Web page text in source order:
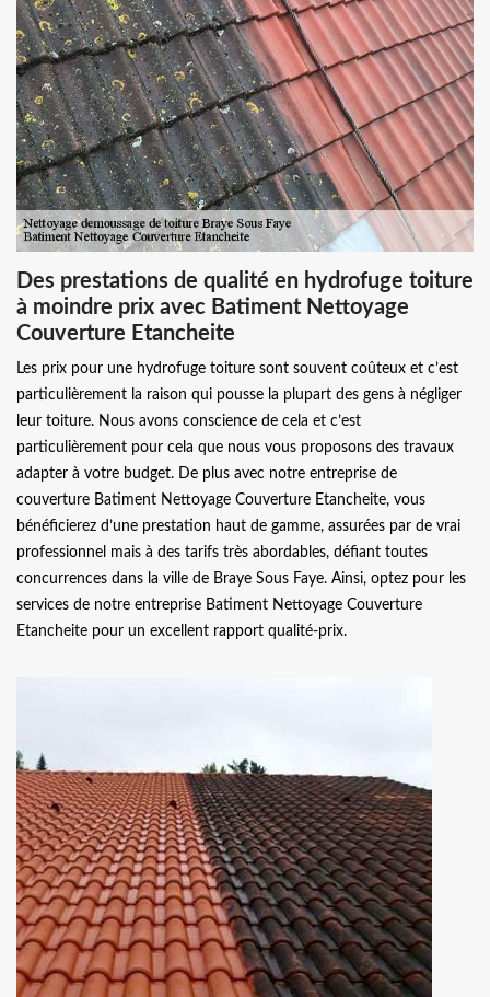
Des prestations de qualité en hydrofuge toiture
à moindre prix avec Batiment Nettoyage
Couverture Etancheite
Les prix pour une hydrofuge toiture sont souvent coûteux et c’est
particulièrement la raison qui pousse la plupart des gens à négliger
leur toiture. Nous avons conscience de cela et c’est
particulièrement pour cela que nous vous proposons des travaux
adapter à votre budget. De plus avec notre entreprise de
couverture Batiment Nettoyage Couverture Etancheite, vous
bénéficierez d’une prestation haut de gamme, assurées par de vrai
professionnel mais à des tarifs très abordables, défiant toutes
concurrences dans la ville de Braye Sous Faye. Ainsi, optez pour les
services de notre entreprise Batiment Nettoyage Couverture
Etancheite pour un excellent rapport qualité-prix.